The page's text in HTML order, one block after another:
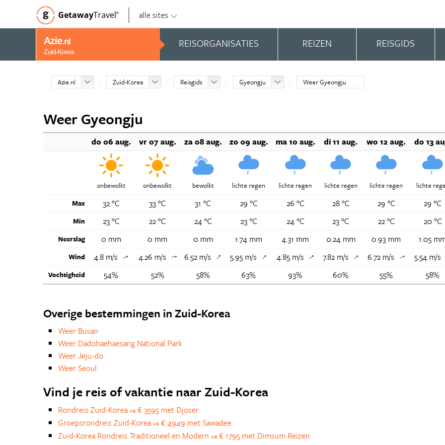
GetawayTravel© alle sites
Azie.nl
Zuid-Korea
REISORGANISATIES REIZEN REISGIDS
Azie.nl Zuid-Korea Reisgids Gyeongju Weer Gyeongju
Weer Gyeongju
do 06 aug. vr 07 aug. za 08 aug. zo 09 aug. ma 10 aug. di 11 aug. wo 12 aug. do 13
onbewolkt onbewolkt bewolkt lichte regen lichte regen lichte regen lichte regen
lichte
Max
32 °C 33 °C 31 °C 29 °C 26 °C 28 °C 29 °C 29 °C
Min 23 °C 22 °C 24 °C 23 °C 24 °C 23 °C 22 °C 20 °C
Neerslag 0 mm 0 mm 0 mm 1.74 mm 4.31 mm 0.24 mm 0.93 mm 1.05
Wind 4.8 m/s ↑ 4.26 m/s ↑ 6.52 m/s ↑ 5.95 m/s ↑ 4.85 m/s ↑ 7.82 m/s ↑ 6.72 m/s ↑ 5.54 m/s
Vochtigheid 54% 52% 58% 63% 93% 60% 55% 58%
Overige bestemmingen in Zuid-Korea
Weer Busan
Weer Dadohaehaesang National Park
Weer Jeju-do
Weer Seoul
Vind je reis of vakantie naar Zuid-Korea
Rondreis Zuid-Korea va € 3595 met Djoser
Groepsrondreis Zuid-Korea va € 4949 met Sawadee
Zuid-Korea Rondreis Traditioneel en Modern va € 1795 met Dimsum Reizen